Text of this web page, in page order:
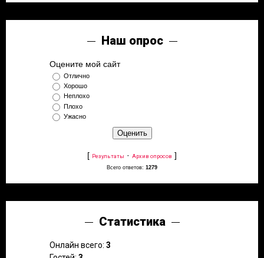
Наш опрос
Оцените мой сайт
Отлично
Хорошо
Неплохо
Плохо
Ужасно
[ Результаты · Архив опросов ]
Всего ответов: 1279
Статистика
Онлайн всего: 3